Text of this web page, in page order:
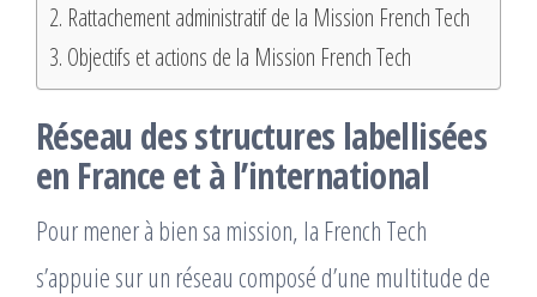
Rattachement administratif de la Mission French Tech
Objectifs et actions de la Mission French Tech
Réseau des structures labellisées
en France et à l’international
Pour mener à bien sa mission, la French Tech
s’appuie sur un réseau composé d’une multitude de